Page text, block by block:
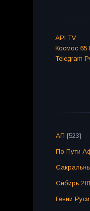
API TV
Космос 65
Telegram
АП [523]
По Пути
Сибирь
Гении Руси